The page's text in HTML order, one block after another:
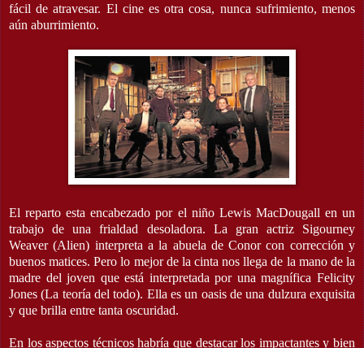
fácil de atravesar. El cine es otra cosa, nunca sufrimiento, menos
aún aburrimiento.
El reparto esta encabezado por el niño Lewis MacDougall en un
trabajo de una frialdad desoladora. La gran actriz Sigourney
Weaver (Alien) interpreta a la abuela de Conor con corrección y
buenos matices. Pero lo mejor de la cinta nos llega de la mano de la
madre del joven que está interpretada por una magnífica Felicity
Jones (La teoría del todo). Ella es un oasis de una dulzura exquisita
y que brilla entre tanta oscuridad.
En los aspectos técnicos habría que destacar los impactantes y bien